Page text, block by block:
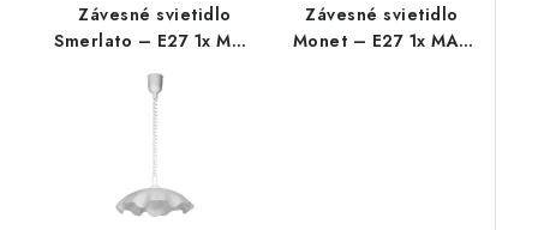
Závesné svietidlo
Smerlato – E27 1x MAX
Závesné svietidlo
Monet – E27 1x MAX